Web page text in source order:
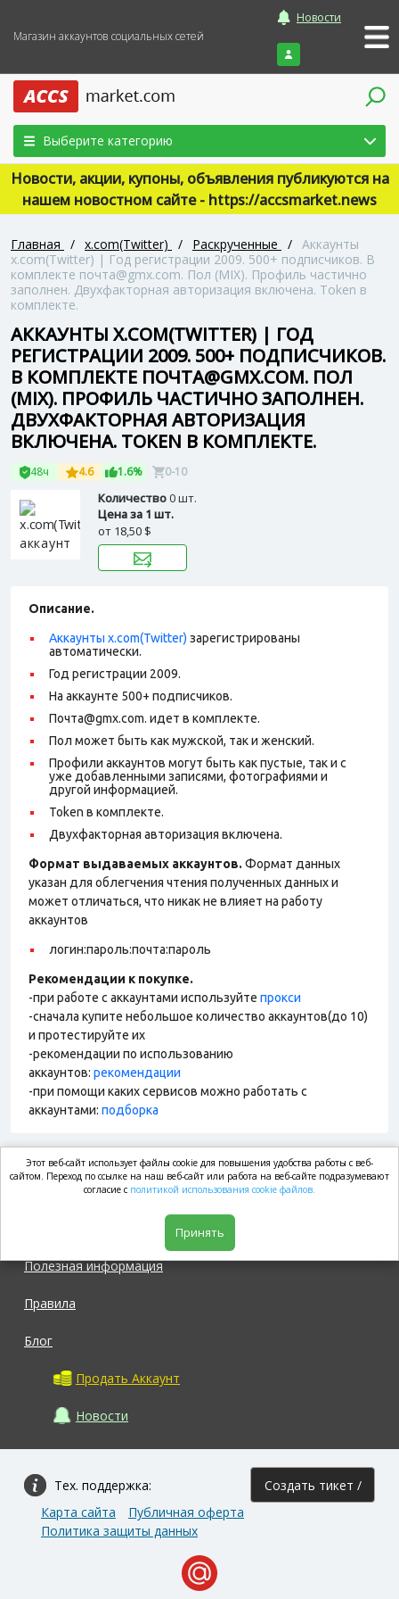
Магазин аккаунтов социальных сетей
Новости
Войти
Выберите категорию
Новости, акции, купоны, объявления публикуются на
нашем новостном сайте - https://accsmarket.news
Главная / x.com(Twitter) / Раскрученные / Аккаунты
x.com(Twitter) | Год регистрации 2009. 500+ подписчиков. В
комплекте почта@gmx.com. Пол (MIX). Профиль частично
заполнен. Двухфакторная авторизация включена. Token в
комплекте.
АККАУНТЫ X.COM(TWITTER) | ГОД
РЕГИСТРАЦИИ 2009. 500+ ПОДПИСЧИКОВ.
В КОМПЛЕКТЕ ПОЧТА@GMX.COM. ПОЛ
(MIX). ПРОФИЛЬ ЧАСТИЧНО ЗАПОЛНЕН.
ДВУХФАКТОРНАЯ АВТОРИЗАЦИЯ
ВКЛЮЧЕНА. TOKEN В КОМПЛЕКТЕ.
48ч 4.6 1.6% 0-10
Количество0 шт.
Цена за 1 шт.
от 18,50 $
Описание.
Аккаунты x.com(Twitter) зарегистрированы
автоматически.
Год регистрации 2009.
На аккаунте 500+ подписчиков.
Почта@gmx.com. идет в комплекте.
Пол может быть как мужской, так и женский.
Профили аккаунтов могут быть как пустые, так и с
уже добавленными записями, фотографиями и
другой информацией.
Token в комплекте.
Двухфакторная авторизация включена.
Формат выдаваемых аккаунтов. Формат данных
указан для облегчения чтения полученных данных и
может отличаться, что никак не влияет на работу
аккаунтов
логин:пароль:почта:пароль
Рекомендации к покупке.
-при работе с аккаунтами используйте прокси
-сначала купите небольшое количество аккаунтов(до 10)
и протестируйте их
-рекомендации по использованию
аккаунтов: рекомендации
-при помощи каких сервисов можно работать с
аккаунтами: подборка
market.com
Полезная информация
Правила
Блог
Продать Аккаунт
Новости
Тех. поддержка: Создать тикет /
Карта сайта
Публичная оферта
Политика защиты данных
Этот веб-сайт использует файлы cookie для повышения удобства работы с веб-
сайтом. Переход по ссылке на наш веб-сайт или работа на веб-сайте подразумевают
согласие с политикой использования cookie файлов.
Принять